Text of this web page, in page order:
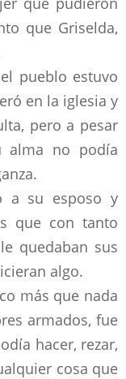
que Griselda,
pueblo estuvo
en la iglesia y
pero a pesar
alma no podía
a su esposo y
que con tanto
quedaban sus
algo.
más que nada
armados, fue
hacer, rezar,
cosa que